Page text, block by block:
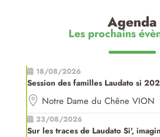
Agenda
Les prochains
18/08/2026
Session des familles Laudato si
Notre Dame du Chêne VION
23/08/2026
Sur les traces de Laudato Si',